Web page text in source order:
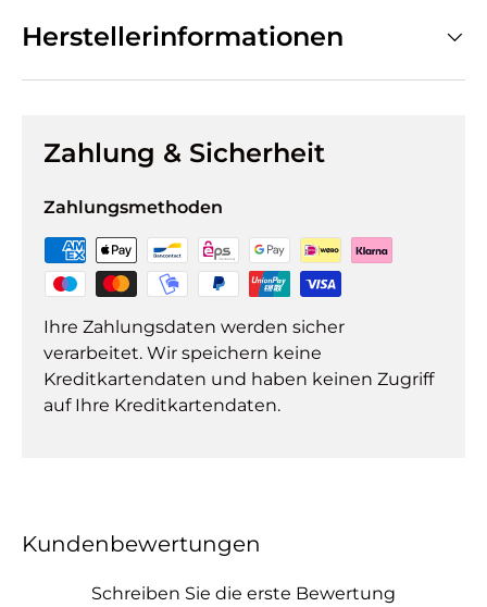
Herstellerinformationen
Zahlung & Sicherheit
Zahlungsmethoden
Ihre Zahlungsdaten werden sicher
verarbeitet. Wir speichern keine
Kreditkartendaten und haben keinen Zugriff
auf Ihre Kreditkartendaten.
Kundenbewertungen
Schreiben Sie die erste Bewertung